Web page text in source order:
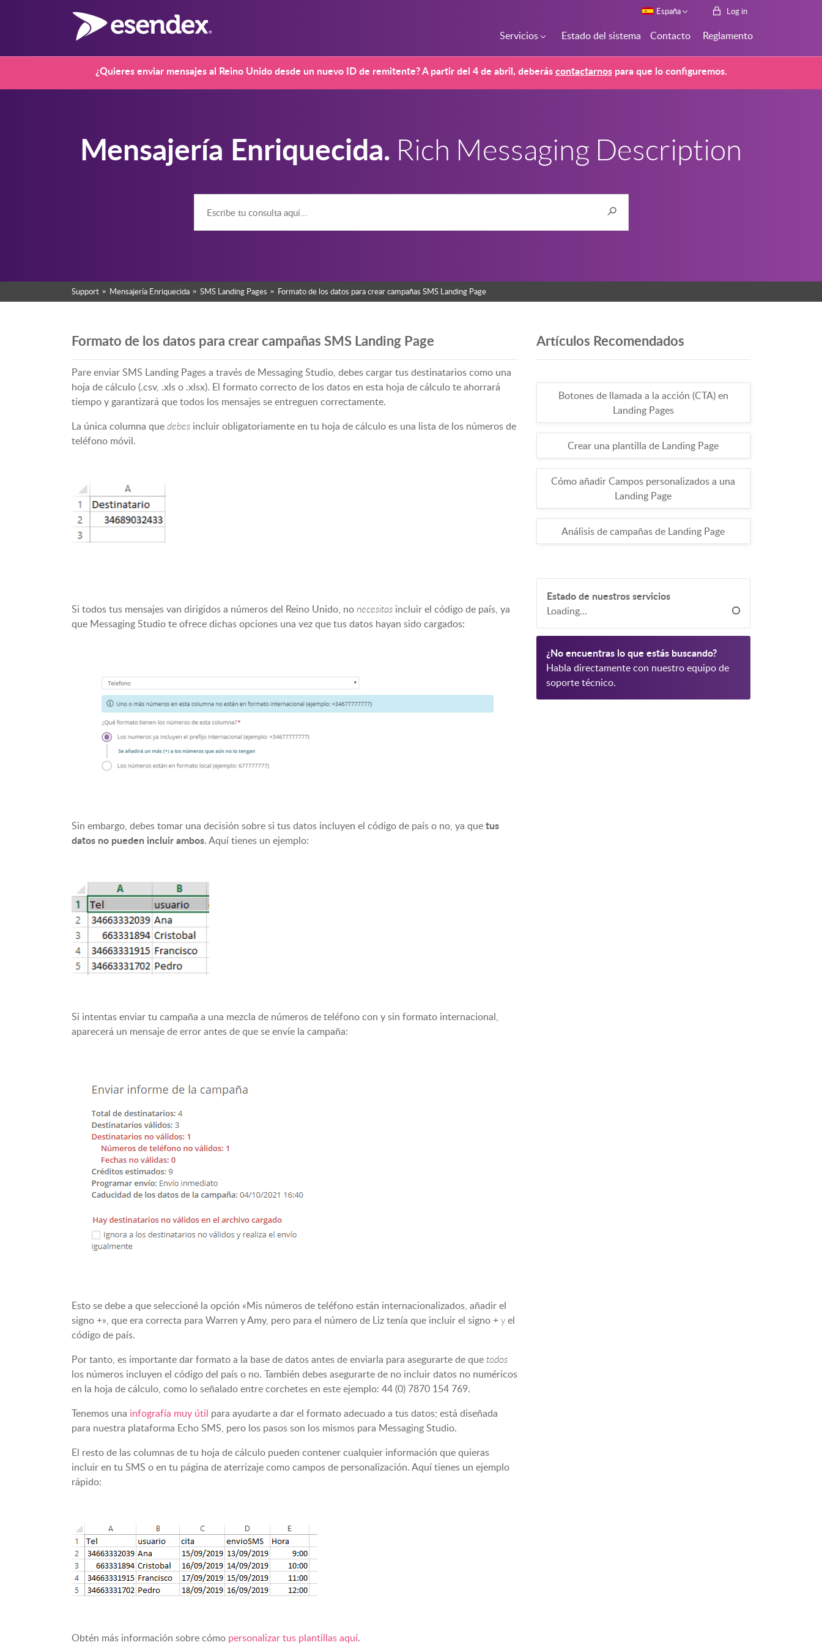
España Log in
Servicios Estado del sistema Contacto Reglamento
¿Quieres enviar mensajes al Reino Unido desde un nuevo ID de remitente? A partir del 4 de abril, deberáscontactarnospara que lo configuremos.
Mensajería Enriquecida. Rich Messaging Description
Support Mensajería Enriquecida SMS Landing Pages Formato de los datos para crear campañas SMS Landing Page
Formato de los datos para crear campañas SMS Landing Page
Pare enviar SMS Landing Pages a través de Messaging Studio, debes cargar tus destinatarios como una
hoja de cálculo (.csv, .xls o .xlsx). El formato correcto de los datos en esta hoja de cálculo te ahorrará
tiempo y garantizará que todos los mensajes se entreguen correctamente.
La única columna quedebes incluir obligatoriamente en tu hoja de cálculo es una lista de los números de
teléfono móvil.
Si todos tus mensajes van dirigidos a números del Reino Unido, nonecesitas incluir el código de país, ya
que Messaging Studio te ofrece dichas opciones una vez que tus datos hayan sido cargados:
Sin embargo, debes tomar una decisión sobre si tus datos incluyen el código de país o no, ya quetus
datos no pueden incluir ambos. Aquí tienes un ejemplo:
Si intentas enviar tu campaña a una mezcla de números de teléfono con y sin formato internacional,
aparecerá un mensaje de error antes de que se envíe la campaña:
Esto se debe a que seleccioné la opción «Mis números de teléfono están internacionalizados, añadir el
signo +», que era correcta para Warren y Amy, pero para el número de Liz tenía que incluir el signo +yel
código de país.
Por tanto, es importante dar formato a la base de datos antes de enviarla para asegurarte de quetodos
los números incluyen el código del país o no. También debes asegurarte de no incluir datos no numéricos
en la hoja de cálculo, como lo señalado entre corchetes en este ejemplo: 44 (0) 7870 154 769.
Tenemos una infografía muy útil para ayudarte a dar el formato adecuado a tus datos; está diseñada
para nuestra plataforma Echo SMS, pero los pasos son los mismos para Messaging Studio.
El resto de las columnas de tu hoja de cálculo pueden contener cualquier información que quieras
incluir en tu SMS o en tu página de aterrizaje como campos de personalización. Aquí tienes un ejemplo
rápido:
Obtén más información sobre cómo personalizar tus plantillas aquí.
Artículos Recomendados
Botones de llamada a la acción (CTA) en
Landing Pages
Crear una plantilla de Landing Page
Cómo añadir Campos personalizados a una
Landing Page
Análisis de campañas de Landing Page
Estado de nuestros servicios
Loading...
¿No encuentras lo que estás buscando?
Habla directamente con nuestro equipo de
soporte técnico.